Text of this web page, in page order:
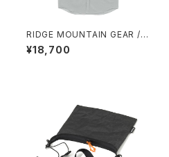
RIDGE MOUNTAIN GEAR /
HOODED LONG SLEEVE SH
IRT（WOMEN）2026
¥18,700